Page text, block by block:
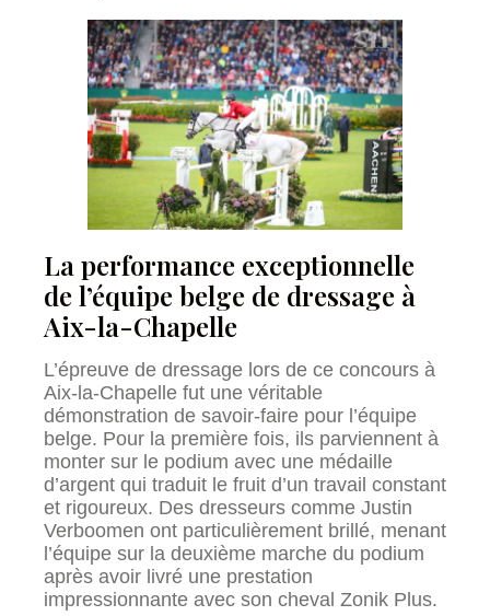
La performance exceptionnelle
de l’équipe belge de dressage à
Aix-la-Chapelle
L’épreuve de dressage lors de ce concours à
Aix-la-Chapelle fut une véritable
démonstration de savoir-faire pour l’équipe
belge. Pour la première fois, ils parviennent à
monter sur le podium avec une médaille
d’argent qui traduit le fruit d’un travail constant
et rigoureux. Des dresseurs comme Justin
Verboomen ont particulièrement brillé, menant
l’équipe sur la deuxième marche du podium
après avoir livré une prestation
impressionnante avec son cheval Zonik Plus.